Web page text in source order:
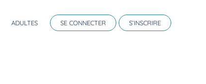
ADULTES SE CONNECTER S’INSCRIRE